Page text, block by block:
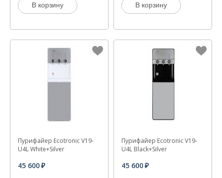
В корзину В корзину
Пурифайер Ecotronic V19-
U4L White+Silver
45 600
Пурифайер Ecotronic V19-
U4L Black+Silver
45 600